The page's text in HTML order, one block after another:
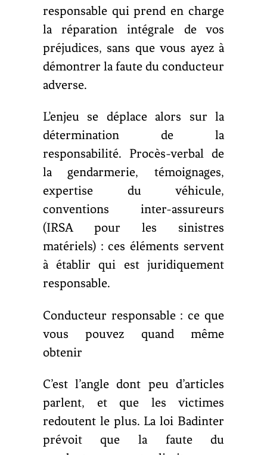
responsable qui prend en charge
la réparation intégrale de vos
préjudices, sans que vous ayez à
démontrer la faute du conducteur
adverse.
L’enjeu se déplace alors sur la
détermination de la
responsabilité. Procès-verbal de
la gendarmerie, témoignages,
expertise du véhicule,
conventions inter-assureurs
(IRSA pour les sinistres
matériels) : ces éléments servent
à établir qui est juridiquement
responsable.
Conducteur responsable : ce que
vous pouvez quand même
obtenir
C’est l’angle dont peu d’articles
parlent, et que les victimes
redoutent le plus. La loi Badinter
prévoit que la faute du